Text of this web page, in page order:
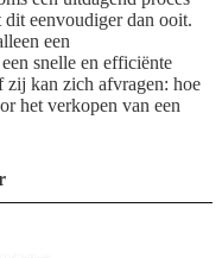
eenvoudiger dan ooit.
een
snelle en efficiënte
kan zich afvragen: hoe
het verkopen van een